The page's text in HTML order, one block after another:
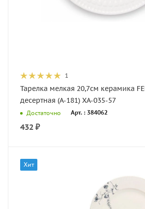
1
Тарелка мелкая 20,7см керамика FELISITA
десертная (А-181) XA-035-57
Достаточно Арт. : 384062
432 ₽
Хит